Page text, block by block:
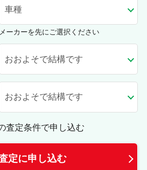
メーカーを先にご選択ください
査定条件で申し込む
定に申し込む